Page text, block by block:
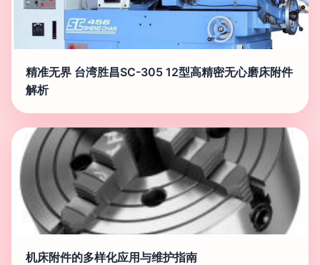
精准无界 台湾胜昌SC-305 12型高精密无心磨床附件
解析
机床附件的多样化应用与维护指南